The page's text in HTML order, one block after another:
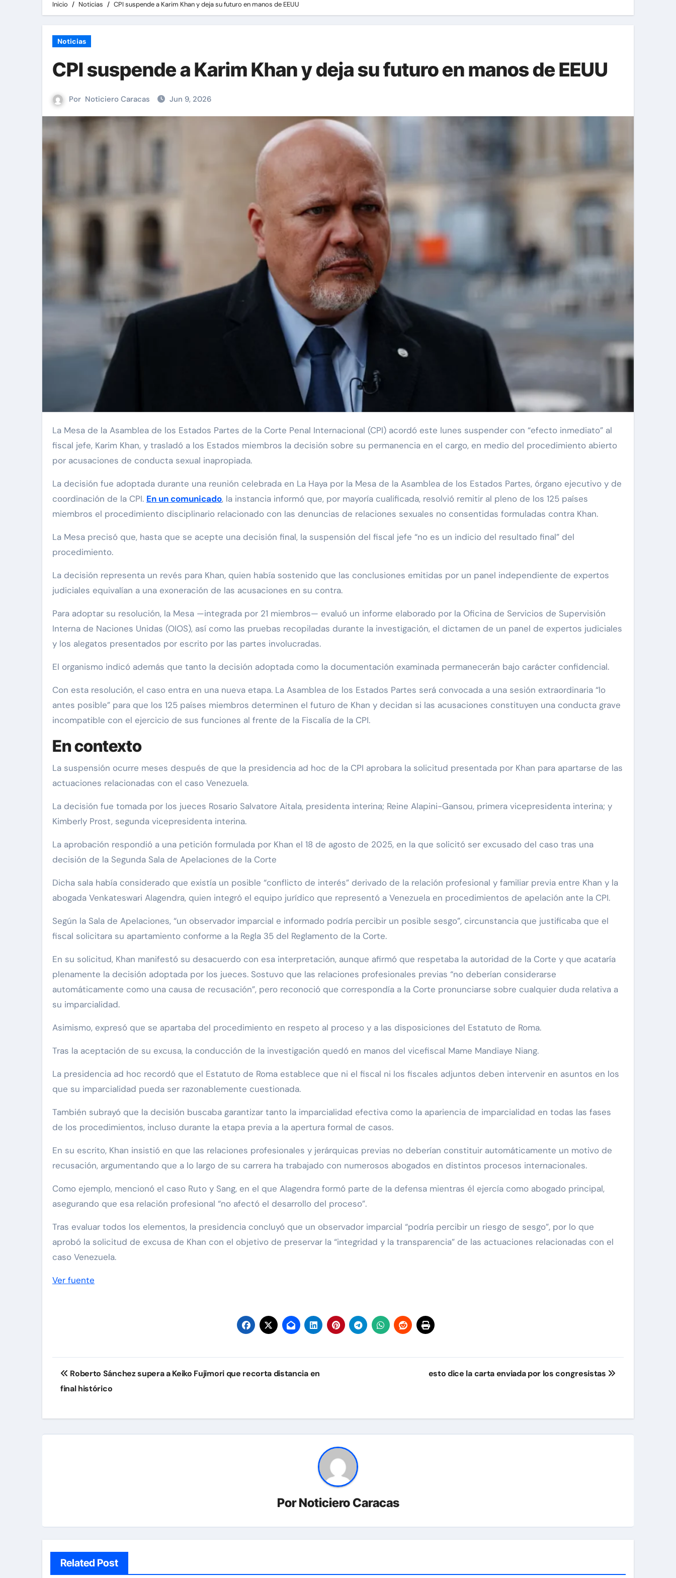
Inicio Noticias CPI suspende a Karim Khan y deja su futuro en manos de EEUU
Noticias
CPI suspende a Karim Khan y deja su futuro en manos de EEUU
Por Noticiero Caracas Jun 9, 2026
La Mesa de la Asamblea de los Estados Partes de la Corte Penal Internacional (CPI) acordó este lunes suspender con “efecto inmediato” al
fiscal jefe, Karim Khan, y trasladó a los Estados miembros la decisión sobre su permanencia en el cargo, en medio del procedimiento abierto
por acusaciones de conducta sexual inapropiada.
La decisión fue adoptada durante una reunión celebrada en La Haya por la Mesa de la Asamblea de los Estados Partes, órgano ejecutivo y de
coordinación de la CPI. En un comunicado, la instancia informó que, por mayoría cualificada, resolvió remitir al pleno de los 125 países
miembros el procedimiento disciplinario relacionado con las denuncias de relaciones sexuales no consentidas formuladas contra Khan.
La Mesa precisó que, hasta que se acepte una decisión final, la suspensión del fiscal jefe “no es un indicio del resultado final” del
procedimiento.
La decisión representa un revés para Khan, quien había sostenido que las conclusiones emitidas por un panel independiente de expertos
judiciales equivalían a una exoneración de las acusaciones en su contra.
Para adoptar su resolución, la Mesa —integrada por 21 miembros— evaluó un informe elaborado por la Oficina de Servicios de Supervisión
Interna de Naciones Unidas (OIOS), así como las pruebas recopiladas durante la investigación, el dictamen de un panel de expertos judiciales
y los alegatos presentados por escrito por las partes involucradas.
El organismo indicó además que tanto la decisión adoptada como la documentación examinada permanecerán bajo carácter confidencial.
Con esta resolución, el caso entra en una nueva etapa. La Asamblea de los Estados Partes será convocada a una sesión extraordinaria “lo
antes posible” para que los 125 países miembros determinen el futuro de Khan y decidan si las acusaciones constituyen una conducta grave
incompatible con el ejercicio de sus funciones al frente de la Fiscalía de la CPI.
En contexto
La suspensión ocurre meses después de que la presidencia ad hoc de la CPI aprobara la solicitud presentada por Khan para apartarse de las
actuaciones relacionadas con el caso Venezuela.
La decisión fue tomada por los jueces Rosario Salvatore Aitala, presidenta interina; Reine Alapini-Gansou, primera vicepresidenta interina; y
Kimberly Prost, segunda vicepresidenta interina.
La aprobación respondió a una petición formulada por Khan el 18 de agosto de 2025, en la que solicitó ser excusado del caso tras una
decisión de la Segunda Sala de Apelaciones de la Corte
Dicha sala había considerado que existía un posible “conflicto de interés” derivado de la relación profesional y familiar previa entre Khan y la
abogada Venkateswari Alagendra, quien integró el equipo jurídico que representó a Venezuela en procedimientos de apelación ante la CPI.
Según la Sala de Apelaciones, “un observador imparcial e informado podría percibir un posible sesgo”, circunstancia que justificaba que el
fiscal solicitara su apartamiento conforme a la Regla 35 del Reglamento de la Corte.
En su solicitud, Khan manifestó su desacuerdo con esa interpretación, aunque afirmó que respetaba la autoridad de la Corte y que acataría
plenamente la decisión adoptada por los jueces. Sostuvo que las relaciones profesionales previas “no deberían considerarse
automáticamente como una causa de recusación”, pero reconoció que correspondía a la Corte pronunciarse sobre cualquier duda relativa a
su imparcialidad.
Asimismo, expresó que se apartaba del procedimiento en respeto al proceso y a las disposiciones del Estatuto de Roma.
Tras la aceptación de su excusa, la conducción de la investigación quedó en manos del vicefiscal Mame Mandiaye Niang.
La presidencia ad hoc recordó que el Estatuto de Roma establece que ni el fiscal ni los fiscales adjuntos deben intervenir en asuntos en los
que su imparcialidad pueda ser razonablemente cuestionada.
También subrayó que la decisión buscaba garantizar tanto la imparcialidad efectiva como la apariencia de imparcialidad en todas las fases
de los procedimientos, incluso durante la etapa previa a la apertura formal de casos.
En su escrito, Khan insistió en que las relaciones profesionales y jerárquicas previas no deberían constituir automáticamente un motivo de
recusación, argumentando que a lo largo de su carrera ha trabajado con numerosos abogados en distintos procesos internacionales.
Como ejemplo, mencionó el caso Ruto y Sang, en el que Alagendra formó parte de la defensa mientras él ejercía como abogado principal,
asegurando que esa relación profesional “no afectó el desarrollo del proceso”.
Tras evaluar todos los elementos, la presidencia concluyó que un observador imparcial “podría percibir un riesgo de sesgo”, por lo que
aprobó la solicitud de excusa de Khan con el objetivo de preservar la “integridad y la transparencia” de las actuaciones relacionadas con el
caso Venezuela.
Ver fuente
Navegación
de
Roberto Sánchez supera a Keiko Fujimori que recorta distancia en
final histórico
esto dice la carta enviada por los congresistas
PorNoticiero Caracas
Related Post